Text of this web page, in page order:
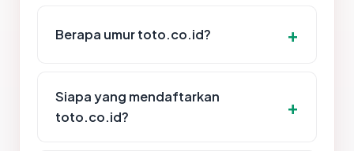
Berapa umur toto.co.id?
Siapa yang mendaftarkan
toto.co.id?